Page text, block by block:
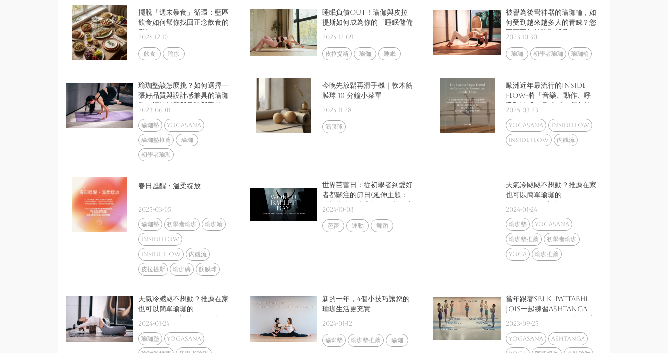
擺脫「週末暴食」循環：藍區
飲食如何幫你找回正念飲食的
覺知？
2025-12-10
飲食 瑜伽
睡眠負債out！瑜伽與皮拉
提斯如何成為你的「睡眠儲備
金」？
2025-12-09
皮拉提斯 瑜伽 睡眠
被譽為後彎神器的瑜珈輪，如
何受到越來越多人的青睞？您
不可不知的瑜珈輔具
2023-10-30
瑜珈 初學者瑜珈 瑜珈輪
瑜珈墊該怎麼挑？如何選擇一
張好品質與設計感兼具的瑜珈
墊？評比材質與品牌與重點一
次解析
2023-06-01
瑜珈墊 yogasana
瑜珈墊推薦 瑜珈
初學者瑜珈
今晚先放鬆再滑手機｜軟木筋
膜球 10 分鐘小菜單
2025-11-28
筋膜球
歐洲近年最流行的Inside
Flow-將「音樂、動作、呼
吸和情感」 融合成一個無縫
的練習，這 5 個小知識，讓你
重新認識 Inside Flow
2025-03-23
yogasana insideflow
inside flow 內觀流
春日甦醒・溫柔綻放
2025-03-05
瑜珈墊 初學者瑜珈 瑜珈輪
insideflow
inside flow 內觀流
皮拉提斯 瑜伽磚 筋膜球
世界芭蕾日：從初學者到愛好
者都關注的節日(延伸主題：
從初學者到專業舞者：我從小
沒有機會可以學芭蕾舞，還有
機會學習嗎？)
2024-10-03
芭蕾 運動 舞蹈
天氣冷颼颼不想動？推薦在家
也可以簡單瑜珈的
youtuber陪伴妳冬日動一
動
2024-01-24
瑜珈墊 yogasana
瑜珈墊推薦 初學者瑜珈
yoga 瑜珈推薦
天氣冷颼颼不想動？推薦在家
也可以簡單瑜珈的
youtuber陪伴妳冬日動一
動
2024-01-24
瑜珈墊 yogasana
新的一年，4個小技巧讓您的
瑜珈生活更充實
2024-01-12
瑜珈墊 瑜珈墊推薦 瑜珈
當年跟著Sri K. Pattabhi
Jois一起練習Ashtanga
yoga的他們，24年後在哪裡
呢？
2023-09-25
yogasana Ashtanga